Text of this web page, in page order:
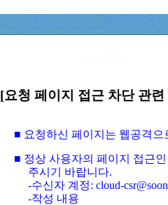
[요청 페이지 접근 차단 관
■ 요청하신 페이지는 웹공격
■ 정상 사용자의 페이지 접근
주시기 바랍니다.
-수신자 계정: cloud-
-작성 내용